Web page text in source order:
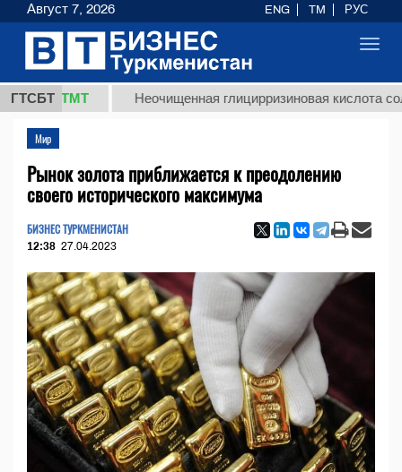
ГТСБТ
ТМТ Неочищенная глицирризиновая кислота
Мир
Рынок золота приближается к преодолению
своего исторического максимума
БИЗНЕС ТУРКМЕНИСТАН
12:38 27.04.2023
Август 7, 2026 ENG TM РУС